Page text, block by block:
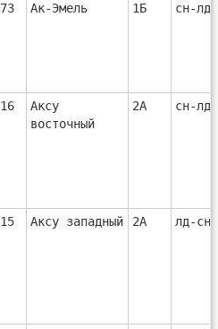
73 Ак-Эмель 1Б сн-
16
Аксу
восточный
2А сн-лд
15 Аксу западный 2А лд-сн